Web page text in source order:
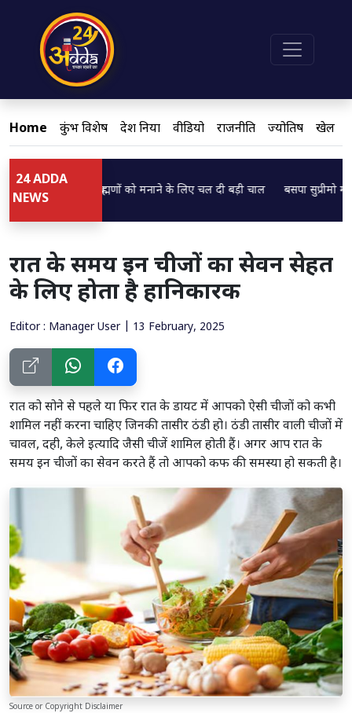
Home कुंभ विशेष देश दुनिया वीडियो राजनीति ज्योतिष खेल
24 ADDA
NEWS
ब्रजेश पाठक ने ब्राह्मणों को मनाने के लिए चल दी बड़ी चाल Loading...
बसपा सुप्रीमो
रात के समय इन चीजों का सेवन सेहत
के लिए होता है हानिकारक
Editor : Manager User | 13 February, 2025
रात को सोने से पहले या फिर रात के डायट में आपको ऐसी चीजों को कभी
शामिल नहीं करना चाहिए जिनकी तासीर ठंडी हो। ठंडी तासीर वाली चीजों में
चावल, दही, केले इत्यादि जैसी चीजें शामिल होती हैं। अगर आप रात के
समय इन चीजों का सेवन करते हैं तो आपको कफ की समस्या हो सकती है।
Source or Copyright Disclaimer